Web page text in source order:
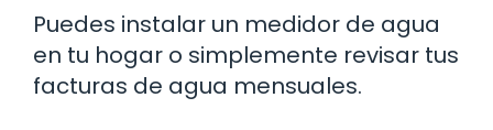
Puedes instalar un medidor de agua
en tu hogar o simplemente revisar tus
facturas de agua mensuales.